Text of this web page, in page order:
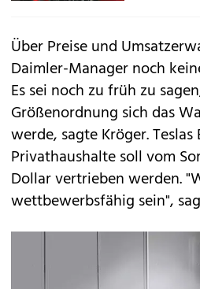
Über Preise und
Daimler-Manager noch
Es sei noch zu früh zu
Größenordnung sich das
werde, sagte Kröger.
Privathaushalte soll vom
Dollar vertrieben werden.
wettbewerbsfähig sein",